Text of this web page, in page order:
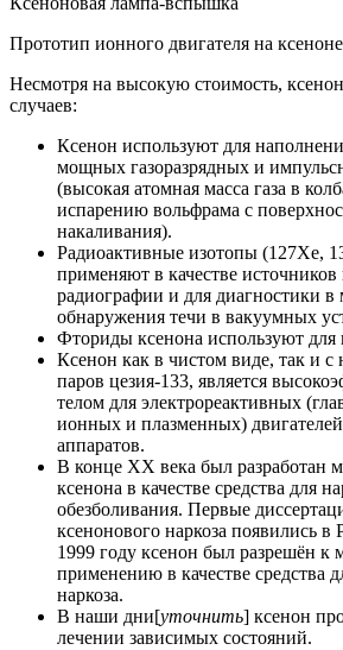
Прототип ионного двигателя на
Несмотря на высокую стоимость,
случаев:
Ксенон используют для
мощных газоразрядных и
(высокая атомная масса газа в
испарению вольфрама с
накаливания).
Радиоактивные изотопы (127Xe,
применяют в качестве источников
радиографии и для диагностики в
обнаружения течи в вакуумных
Фториды ксенона используют для
Ксенон как в чистом виде, так и с
паров цезия-133, является
телом для электрореактивных
ионных и плазменных)
аппаратов.
В конце XX века был разработан
ксенона в качестве средства для
обезболивания. Первые
ксенонового наркоза появились в
1999 году ксенон был разрешён к
применению в качестве средства
наркоза.
В наши дни[уточнить] ксенон
лечении зависимых состояний.